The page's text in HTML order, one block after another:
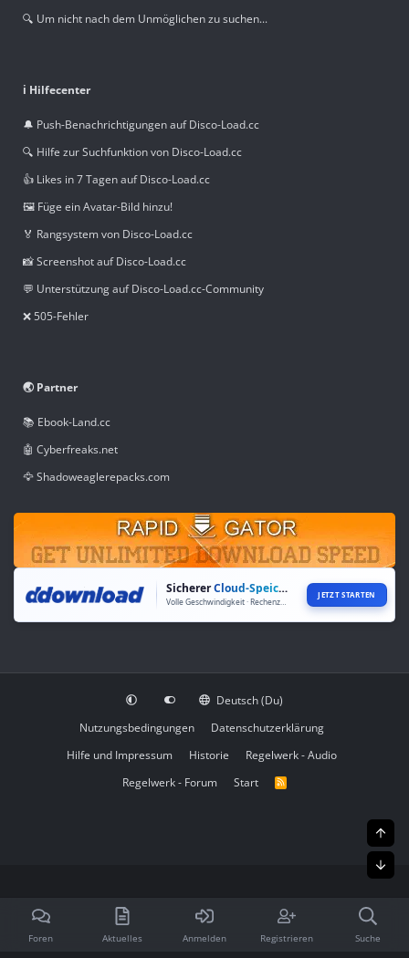
🔍 Um nicht nach dem Unmöglichen zu suchen...
ℹ️ Hilfecenter
🔔 Push-Benachrichtigungen auf Disco-Load.cc
🔍 Hilfe zur Suchfunktion von Disco-Load.cc
👍 Likes in 7 Tagen auf Disco-Load.cc
🖼️ Füge ein Avatar-Bild hinzu!
🏅 Rangsystem von Disco-Load.cc
📸 Screenshot auf Disco-Load.cc
💬 Unterstützung auf Disco-Load.cc-Community
❌ 505-Fehler
🌏 Partner
📚 Ebook-Land.cc
🤖 Cyberfreaks.net
🦅 Shadoweaglerepacks.com
SichererCloud-Speicher JETZT STARTEN
Deutsch (Du)
Nutzungsbedingungen
Datenschutzerklärung
Hilfe und Impressum
Historie
Regelwerk - Audio
Regelwerk - Forum
Start
R
S
Foren Aktuelles Anmelden Registrieren Suche